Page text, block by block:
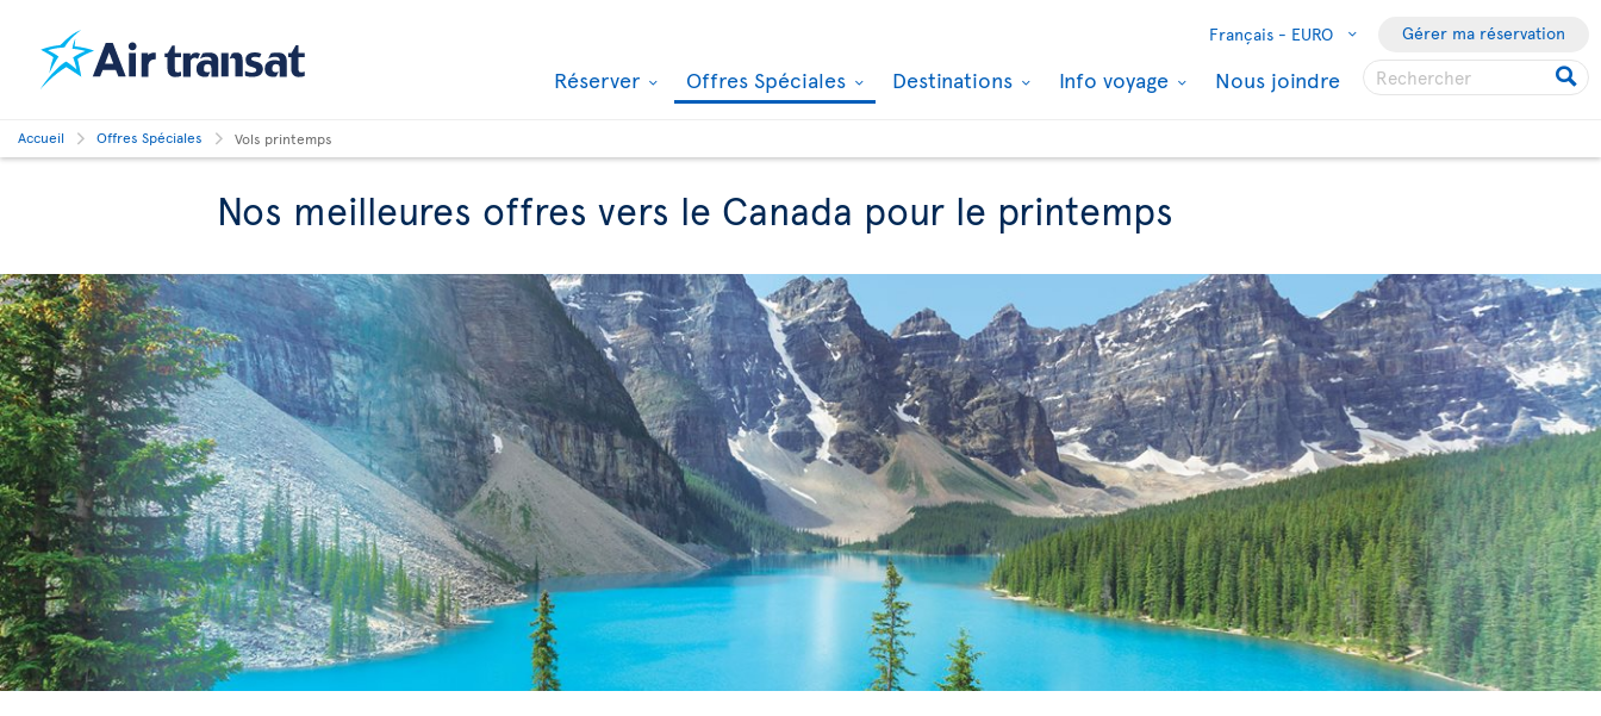
Français - EURO Gérer ma réservation
Réserver Offres Spéciales Destinations Info voyage Nous joindre
Accueil Offres Spéciales Vols printemps
Nos meilleures offres vers le Canada pour le printemps